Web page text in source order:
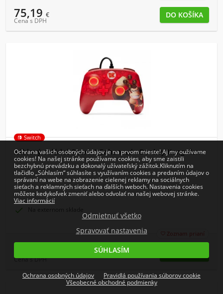
75,19 €
Cena s DPH
Switch
Káblový ovládač PowerA Enhanced - Donkey Kong Flex

Cena s DPH
Ochrana vašich osobných údajov je na prvom mieste! Aj my oužívame
cookies! Na našej stránke používame cookies, aby sme zaistili
bezchybnú prevádzku a dokonalý užívateľský zážitok.Kliknutím na
tlačidlo „Súhlasím“ súhlasíte s využívaním cookies a predaním údajov o
správaní na webe na zobrazenie cielenej reklamy na sociálnych
sieťach a reklamných sieťach na ďalších weboch. Nastavenia cookies
môžete kedykoľvek zmeniť alebo odvolať na našej webovej stránke.
Viac informácií
Odmietnuť všetko
Spravovať nastavenia
SÚHLASÍM
Ochrana osobných údajov
Pravidlá používania súborov cookie
Všeobecné obchodné podmienky